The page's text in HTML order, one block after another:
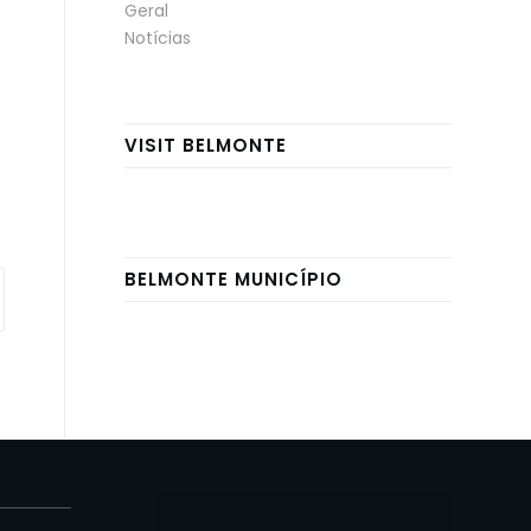
Geral
Notícias
VISIT BELMONTE
BELMONTE MUNICÍPIO